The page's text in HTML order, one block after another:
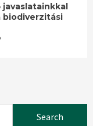
javaslatainkkal
biodiverzitási